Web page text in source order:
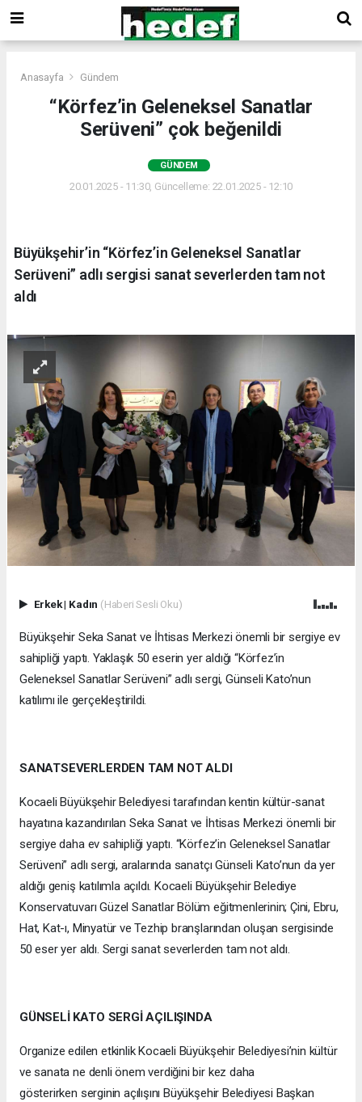
Anasayfa Gündem
“Körfez’in Geleneksel Sanatlar
Serüveni” çok beğenildi
GÜNDEM
20.01.2025 - 11:30, Güncelleme: 22.01.2025 - 12:10
Büyükşehir’in “Körfez’in Geleneksel Sanatlar
Serüveni” adlı sergisi sanat severlerden tam not
aldı
Erkek| Kadın (Haberi Sesli Oku)
Büyükşehir Seka Sanat ve İhtisas Merkezi önemli bir sergiye ev
sahipliği yaptı. Yaklaşık 50 eserin yer aldığı “Körfez’in
Geleneksel Sanatlar Serüveni” adlı sergi, Günseli Kato’nun
katılımı ile gerçekleştirildi.
SANATSEVERLERDEN TAM NOT ALDI
Kocaeli Büyükşehir Belediyesi tarafından kentin kültür-sanat
hayatına kazandırılan Seka Sanat ve İhtisas Merkezi önemli bir
sergiye daha ev sahipliği yaptı. “Körfez’in Geleneksel Sanatlar
Serüveni” adlı sergi, aralarında sanatçı Günseli Kato’nun da yer
aldığı geniş katılımla açıldı. Kocaeli Büyükşehir Belediye
Konservatuvarı Güzel Sanatlar Bölüm eğitmenlerinin; Çini, Ebru,
Hat, Kat-ı, Minyatür ve Tezhip branşlarından oluşan sergisinde
50 eser yer aldı. Sergi sanat severlerden tam not aldı.
GÜNSELİ KATO SERGİ AÇILIŞINDA
Organize edilen etkinlik Kocaeli Büyükşehir Belediyesi’nin kültür
ve sanata ne denli önem verdiğini bir kez daha
gösterirken serginin açılışını Büyükşehir Belediyesi Başkan